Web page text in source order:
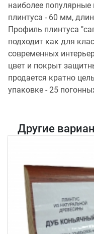
наиболее
плинтуса - 60 мм,
Профиль плинтуса
подходит как для
современных
цвет и покрыт
продается кратно
упаковке - 25
Другие